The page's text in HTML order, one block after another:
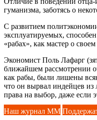
гуманизма, заботясь о
С развитием
эксплуатируемых,
«рабах», как мастер о
Экономист Поль Лафарг
ближайшем рассмотрении
как рабы, были лишены
что он вырвал индейцев из
права на выбор, даже если
Наш журнал ММ